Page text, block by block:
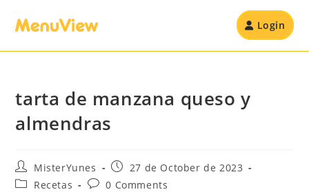
Login
tarta de manzana queso y
almendras
MisterYunes
27 de October de 2023
Recetas
0 Comments